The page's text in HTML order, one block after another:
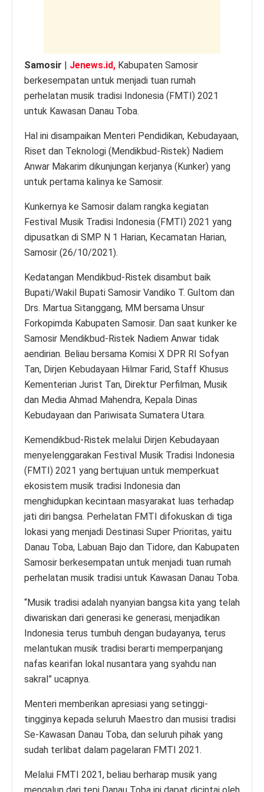
Samosir | Jenews.id, Kabupaten Samosir
berkesempatan untuk menjadi tuan rumah
perhelatan musik tradisi Indonesia (FMTI) 2021
untuk Kawasan Danau Toba.
Hal ini disampaikan Menteri Pendidikan, Kebudayaan,
Riset dan Teknologi (Mendikbud-Ristek) Nadiem
Anwar Makarim dikunjungan kerjanya (Kunker) yang
untuk pertama kalinya ke Samosir.
Kunkernya ke Samosir dalam rangka kegiatan
Festival Musik Tradisi Indonesia (FMTI) 2021 yang
dipusatkan di SMP N 1 Harian, Kecamatan Harian,
Samosir (26/10/2021).
Kedatangan Mendikbud-Ristek disambut baik
Bupati/Wakil Bupati Samosir Vandiko T. Gultom dan
Drs. Martua Sitanggang, MM bersama Unsur
Forkopimda Kabupaten Samosir. Dan saat kunker ke
Samosir Mendikbud-Ristek Nadiem Anwar tidak
aendirian. Beliau bersama Komisi X DPR RI Sofyan
Tan, Dirjen Kebudayaan Hilmar Farid, Staff Khusus
Kementerian Jurist Tan, Direktur Perfilman, Musik
dan Media Ahmad Mahendra, Kepala Dinas
Kebudayaan dan Pariwisata Sumatera Utara.
Kemendikbud-Ristek melalui Dirjen Kebudayaan
menyelenggarakan Festival Musik Tradisi Indonesia
(FMTI) 2021 yang bertujuan untuk memperkuat
ekosistem musik tradisi Indonesia dan
menghidupkan kecintaan masyarakat luas terhadap
jati diri bangsa. Perhelatan FMTI difokuskan di tiga
lokasi yang menjadi Destinasi Super Prioritas, yaitu
Danau Toba, Labuan Bajo dan Tidore, dan Kabupaten
Samosir berkesempatan untuk menjadi tuan rumah
perhelatan musik tradisi untuk Kawasan Danau Toba.
“Musik tradisi adalah nyanyian bangsa kita yang telah
diwariskan dari generasi ke generasi, menjadikan
Indonesia terus tumbuh dengan budayanya, terus
melantukan musik tradisi berarti memperpanjang
nafas kearifan lokal nusantara yang syahdu nan
sakral” ucapnya.
Menteri memberikan apresiasi yang setinggi-
tingginya kepada seluruh Maestro dan musisi tradisi
Se-Kawasan Danau Toba, dan seluruh pihak yang
sudah terlibat dalam pagelaran FMTI 2021.
Melalui FMTI 2021, beliau berharap musik yang
mengalun dari tepi Danau Toba ini dapat dicintai oleh